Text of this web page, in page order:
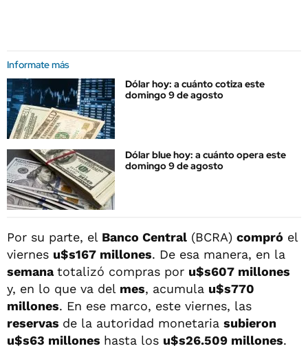
Informate más
Dólar hoy: a cuánto cotiza este
domingo 9 de agosto
Dólar blue hoy: a cuánto opera este
domingo 9 de agosto
Por su parte, el Banco Central (BCRA) compró el
viernes u$s167 millones. De esa manera, en la
semanatotalizó compras por u$s607 millones
y, en lo que va del mes, acumula u$s770
millones. En ese marco, este viernes, las
reservas de la autoridad monetaria subieron
u$s63 millones hasta los u$s26.509 millones.